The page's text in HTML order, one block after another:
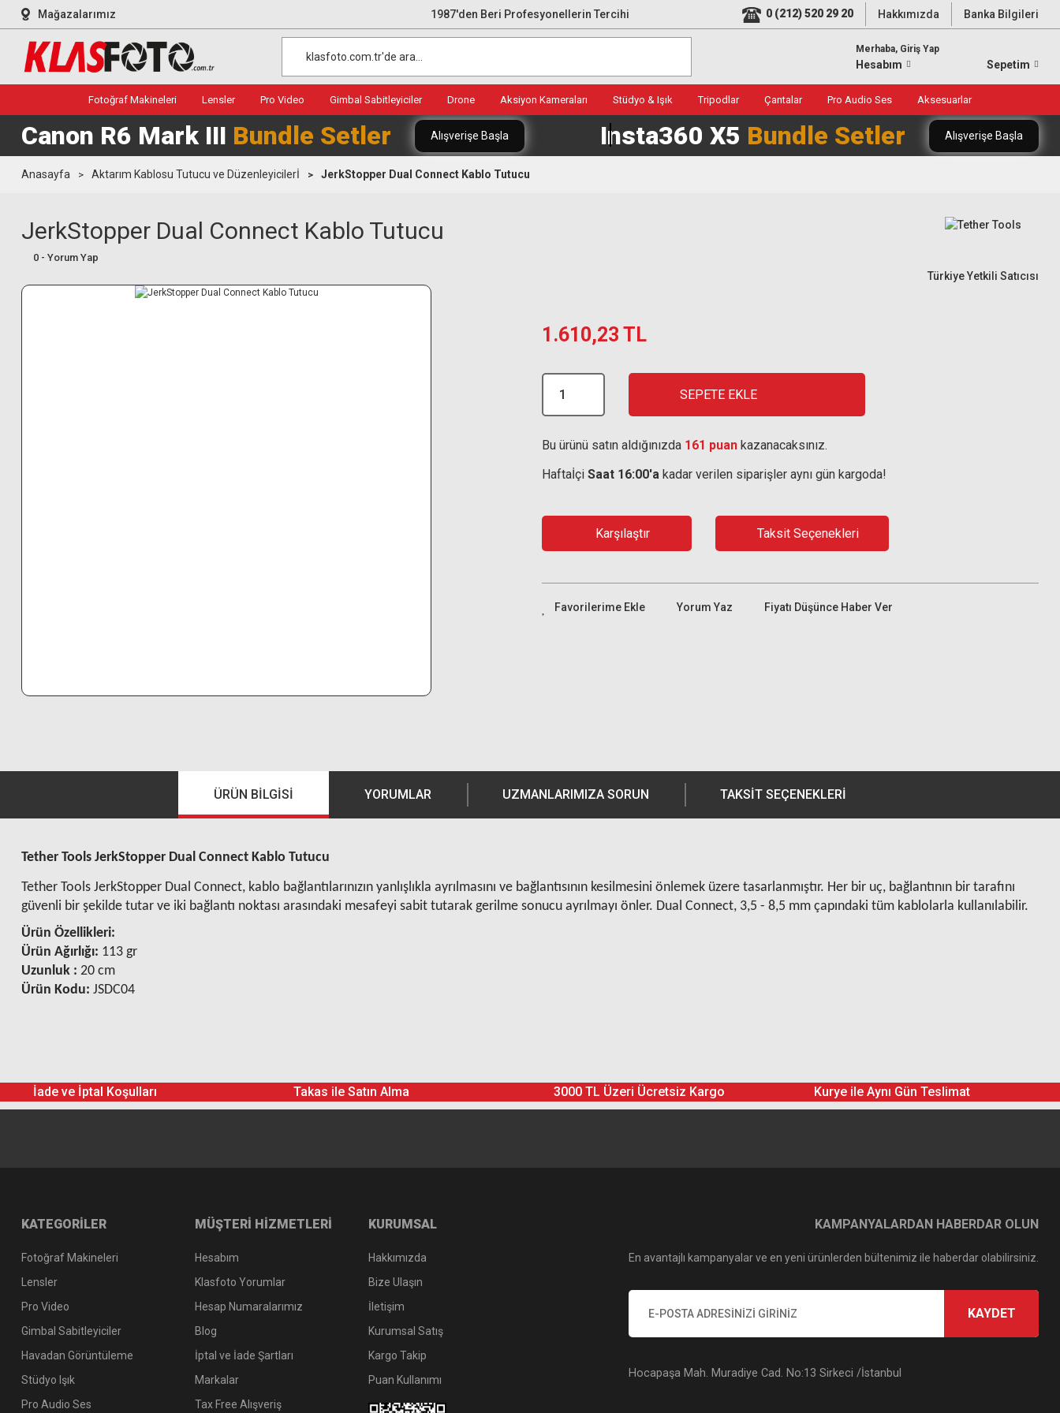
Mağazalarımız 1987'den Beri Profesyonellerin Tercihi 0 (212) 520 29 20 Hakkımızda Banka Bilgileri
Merhaba, Giriş Yap
Hesabım Sepetim
Fotoğraf Makineleri Lensler Pro Video Gimbal Sabitleyiciler Drone Aksiyon Kameraları Stüdyo & Işık Tripodlar Çantalar Pro Audio Ses Aksesuarlar
Canon R6 Mark III Bundle Setler Alışverişe Başla Insta360 X5 Bundle Setler Alışverişe Başla
Anasayfa Aktarım Kablosu Tutucu ve Düzenleyicilerİ JerkStopper Dual Connect Kablo Tutucu
JerkStopper Dual Connect Kablo Tutucu
0 - Yorum Yap
Türkiye Yetkili Satıcısı
1.610,23 TL
SEPETE EKLE
Bu ürünü satın aldığınızda 161 puan kazanacaksınız.
Haftaİçi Saat 16:00'a kadar verilen siparişler aynı gün kargoda!
Karşılaştır Taksit Seçenekleri
Yorum Yaz Fiyatı Düşünce Haber Ver
ÜRÜN BILGISI YORUMLAR UZMANLARIMIZA SORUN TAKSIT SEÇENEKLERI
Tether Tools JerkStopper Dual Connect Kablo Tutucu
Tether Tools JerkStopper Dual Connect, kablo bağlantılarınızın yanlışlıkla ayrılmasını ve bağlantısının kesilmesini önlemek üzere tasarlanmıştır. Her bir uç, bağlantının bir tarafını
güvenli bir şekilde tutar ve iki bağlantı noktası arasındaki mesafeyi sabit tutarak gerilme sonucu ayrılmayı önler. Dual Connect, 3,5 - 8,5 mm çapındaki tüm kablolarla kullanılabilir.
Ürün Özellikleri:
Ürün Ağırlığı: 113 gr
Uzunluk : 20 cm
Ürün Kodu: JSDC04
İade ve İptal Koşulları Takas ile Satın Alma 3000 TL Üzeri Ücretsiz Kargo Kurye ile Aynı Gün Teslimat
KATEGORİLER
Fotoğraf Makineleri
Lensler
Pro Video
Gimbal Sabitleyiciler
Havadan Görüntüleme
Stüdyo Işık
Pro Audio Ses
MÜŞTERİ HİZMETLERİ
Hesabım
Klasfoto Yorumlar
Hesap Numaralarımız
Blog
İptal ve İade Şartları
Markalar
Tax Free Alışveriş
KURUMSAL
Hakkımızda
Bize Ulaşın
İletişim
Kurumsal Satış
Kargo Takip
Puan Kullanımı
KAMPANYALARDAN HABERDAR OLUN
En avantajlı kampanyalar ve en yeni ürünlerden bültenimiz ile haberdar olabilirsiniz.
KAYDET
Hocapaşa Mah. Muradiye Cad. No:13 Sirkeci /İstanbul